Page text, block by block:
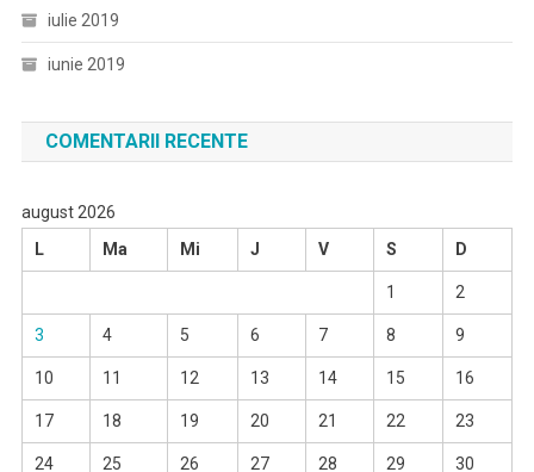
iulie 2019
iunie 2019
COMENTARII RECENTE
august 2026
L
Ma Mi J V S D
1 2
3 4 5 6 7 8 9
10 11 12 13 14 15 16
17 18 19 20 21 22 23
24 25 26 27 28 29 30